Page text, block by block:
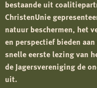
bestaande uit
ChristenUnie
natuur beschermen, het
en perspectief bieden
snelle eerste lezing van
de Jagersvereniging de
uit.